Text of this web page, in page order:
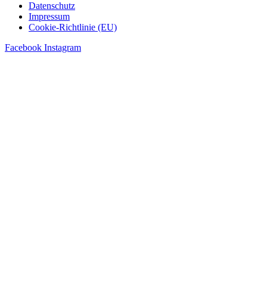
Datenschutz
Impressum
Cookie-Richtlinie (EU)
Facebook Instagram